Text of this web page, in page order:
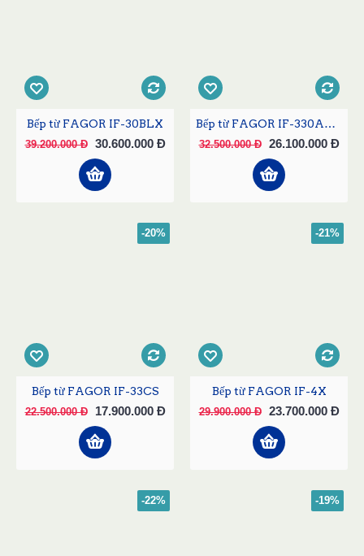
Bếp từ FAGOR IF-30BLX
39.200.000 Đ 30.600.000 Đ
Bếp từ FAGOR IF-330ASCN
32.500.000 Đ 26.100.000 Đ
-20%
Bếp từ FAGOR IF-33CS
22.500.000 Đ 17.900.000 Đ
-21%
Bếp từ FAGOR IF-4X
29.900.000 Đ 23.700.000 Đ
-22% -19%